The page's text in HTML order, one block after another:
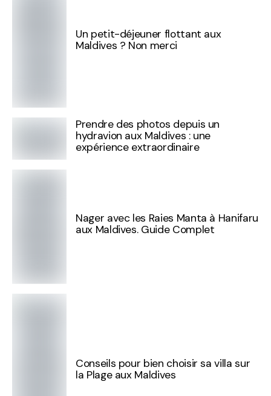
Un petit-déjeuner flottant aux
Maldives ? Non merci
Prendre des photos depuis un
hydravion aux Maldives : une
expérience extraordinaire
Nager avec les Raies Manta à Hanifaru
aux Maldives. Guide Complet
Conseils pour bien choisir sa villa sur
la Plage aux Maldives